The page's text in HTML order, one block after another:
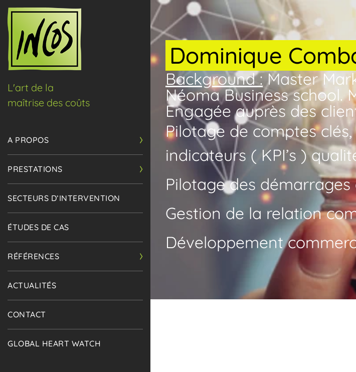
L'art de la
maîtrise des coûts
A PROPOS
PRESTATIONS
SECTEURS D’INTERVENTION
ÉTUDES DE CAS
RÉFÉRENCES
ACTUALITÉS
CONTACT
GLOBAL HEART WATCH
Dominique
Background :Master
Néoma Business school.
Engagée auprès des
Pilotage de comptes
indicateurs ( KPI’s )
Pilotage des
Gestion de la relation
Développement